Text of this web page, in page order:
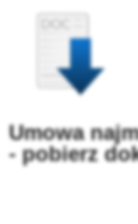
Umowa
- pobierz